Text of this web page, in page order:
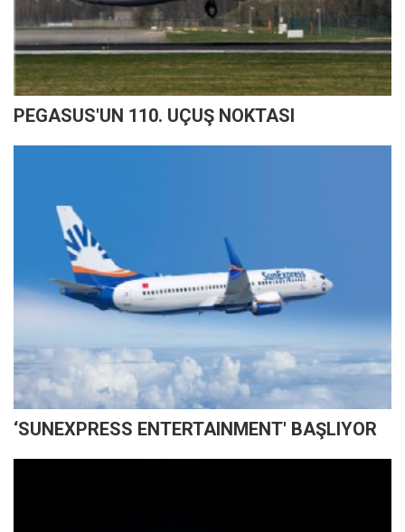
PEGASUS'UN 110. UÇUŞ NOKTASI
‘SUNEXPRESS ENTERTAINMENT' BAŞLIYOR